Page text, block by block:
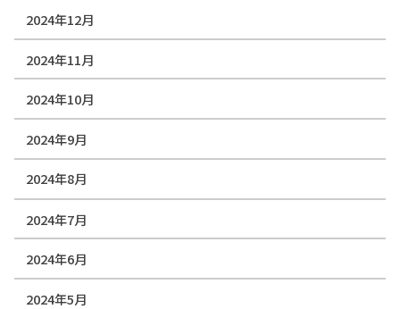
2024年12月
2024年11月
2024年10月
2024年9月
2024年8月
2024年7月
2024年6月
2024年5月